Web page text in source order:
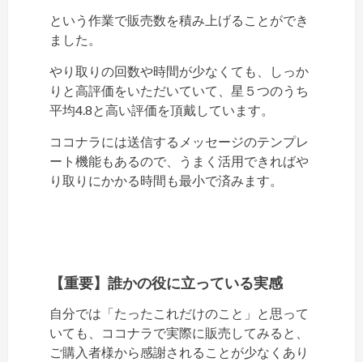
という作業で販売数を積み上げることができ
ました。
やり取りの回数や時間が少なくても、しっか
りと高評価をいただいていて、星５つのうち
平均4.8と高い評価を頂戴しています。
ココナラには送信するメッセージのテンプレ
ート機能もあるので、うまく活用できればや
り取りにかかる時間も最小で済みます。
【重要】誰かの役に立っている実感
自分では「たったこれだけのこと」と思って
いても、ココナラで実際に販売してみると、
ご購入者様から感謝されることが少なくあり